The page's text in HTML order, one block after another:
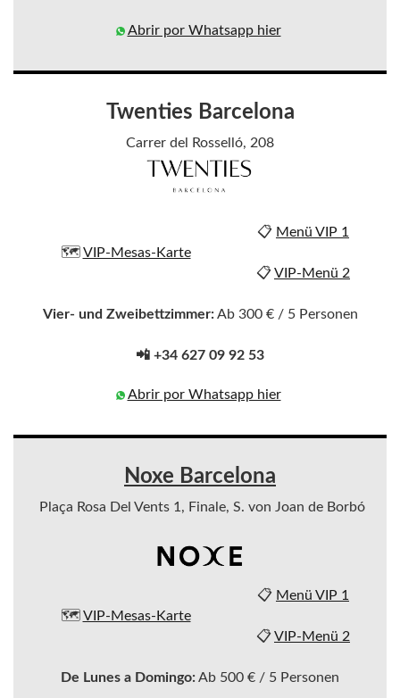
Abrir por Whatsapp hier
Twenties Barcelona
Carrer del Rosselló, 208
🗺️ VIP-Mesas-Karte
📋 Menü VIP 1
📋VIP-Menü 2
Vier- und Zweibettzimmer:Ab 300 € / 5 Personen
📲 +34 627 09 92 53
Abrir por Whatsapp hier
Noxe Barcelona
Plaça Rosa Del Vents 1, Finale, S. von Joan de Borbó
🗺️ VIP-Mesas-Karte
📋 Menü VIP 1
📋VIP-Menü 2
De Lunes a Domingo:Ab 500 € / 5 Personen